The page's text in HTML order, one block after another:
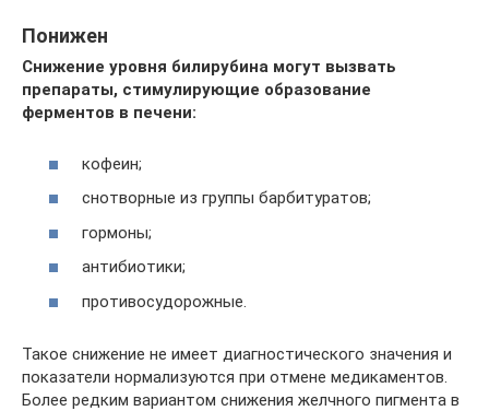
Понижен
Снижение уровня билирубина могут вызвать
препараты, стимулирующие образование
ферментов в печени:
кофеин;
снотворные из группы барбитуратов;
гормоны;
антибиотики;
противосудорожные.
Такое снижение не имеет диагностического значения и
показатели нормализуются при отмене медикаментов.
Более редким вариантом снижения желчного пигмента в